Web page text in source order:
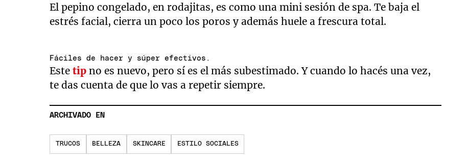
El pepino congelado, en rodajitas, es como una mini sesión de spa. Te baja el
estrés facial, cierra un poco los poros y además huele a frescura total.
Fáciles de hacer y súper efectivos.
Este tip no es nuevo, pero sí es el más subestimado. Y cuando lo hacés una vez,
te das cuenta de que lo vas a repetir siempre.
ARCHIVADO EN
TRUCOS BELLEZA SKINCARE ESTILO SOCIALES